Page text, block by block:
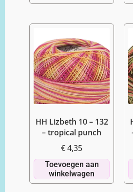
HH Lizbeth 10 – 132
– tropical punch
€4,35
Toevoegen aan
winkelwagen